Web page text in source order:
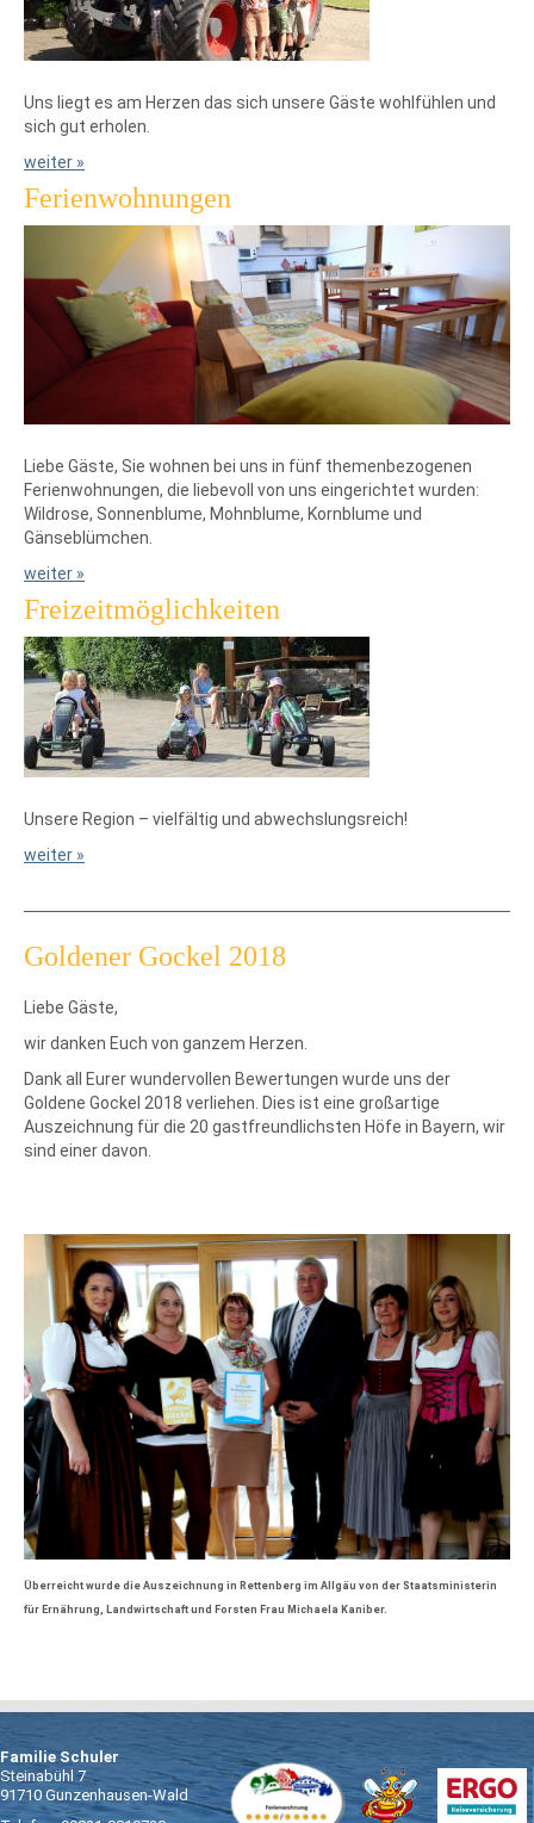
Uns liegt es am Herzen das sich unsere Gäste wohlfühlen und
sich gut erholen.
weiter »
Ferienwohnungen
Liebe Gäste, Sie wohnen bei uns in fünf themenbezogenen
Ferienwohnungen, die liebevoll von uns eingerichtet wurden:
Wildrose, Sonnenblume, Mohnblume, Kornblume und
Gänseblümchen.
weiter »
Freizeitmöglichkeiten
Unsere Region – vielfältig und abwechslungsreich!
weiter »
Goldener Gockel 2018
Liebe Gäste,
wir danken Euch von ganzem Herzen.
Dank all Eurer wundervollen Bewertungen wurde uns der
Goldene Gockel 2018 verliehen. Dies ist eine großartige
Auszeichnung für die 20 gastfreundlichsten Höfe in Bayern, wir
sind einer davon.
Überreicht wurde die Auszeichnung in Rettenberg im Allgäu von der Staatsministerin
für Ernährung, Landwirtschaft und Forsten Frau Michaela Kaniber.
Familie Schuler
Steinabühl 7
91710 Gunzenhausen-Wald